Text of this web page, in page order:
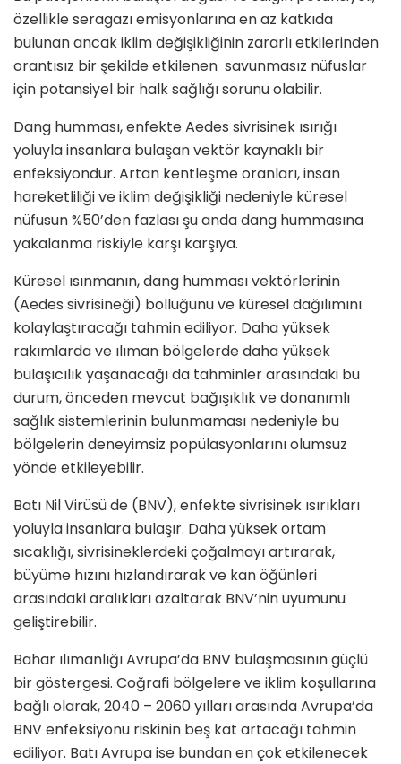
özellikle seragazı emisyonlarına en az katkıda
bulunan ancak iklim değişikliğinin zararlı etkilerinden
orantısız bir şekilde etkilenen savunmasız nüfuslar
için potansiyel bir halk sağlığı sorunu olabilir.
Dang humması, enfekte Aedes sivrisinek ısırığı
yoluyla insanlara bulaşan vektör kaynaklı bir
enfeksiyondur. Artan kentleşme oranları, insan
hareketliliği ve iklim değişikliği nedeniyle küresel
nüfusun %50’den fazlası şu anda dang hummasına
yakalanma riskiyle karşı karşıya.
Küresel ısınmanın, dang humması vektörlerinin
(Aedes sivrisineği) bolluğunu ve küresel dağılımını
kolaylaştıracağı tahmin ediliyor. Daha yüksek
rakımlarda ve ılıman bölgelerde daha yüksek
bulaşıcılık yaşanacağı da tahminler arasındaki bu
durum, önceden mevcut bağışıklık ve donanımlı
sağlık sistemlerinin bulunmaması nedeniyle bu
bölgelerin deneyimsiz popülasyonlarını olumsuz
yönde etkileyebilir.
Batı Nil Virüsü de (BNV), enfekte sivrisinek ısırıkları
yoluyla insanlara bulaşır. Daha yüksek ortam
sıcaklığı, sivrisineklerdeki çoğalmayı artırarak,
büyüme hızını hızlandırarak ve kan öğünleri
arasındaki aralıkları azaltarak BNV’nin uyumunu
geliştirebilir.
Bahar ılımanlığı Avrupa’da BNV bulaşmasının güçlü
bir göstergesi. Coğrafi bölgelere ve iklim koşullarına
bağlı olarak, 2040 – 2060 yılları arasında Avrupa’da
BNV enfeksiyonu riskinin beş kat artacağı tahmin
ediliyor. Batı Avrupa ise bundan en çok etkilenecek